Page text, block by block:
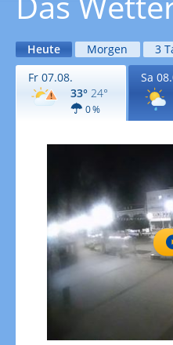
Heute Morgen 3
Fr 07.08.
33° 24°
0 %
Sa